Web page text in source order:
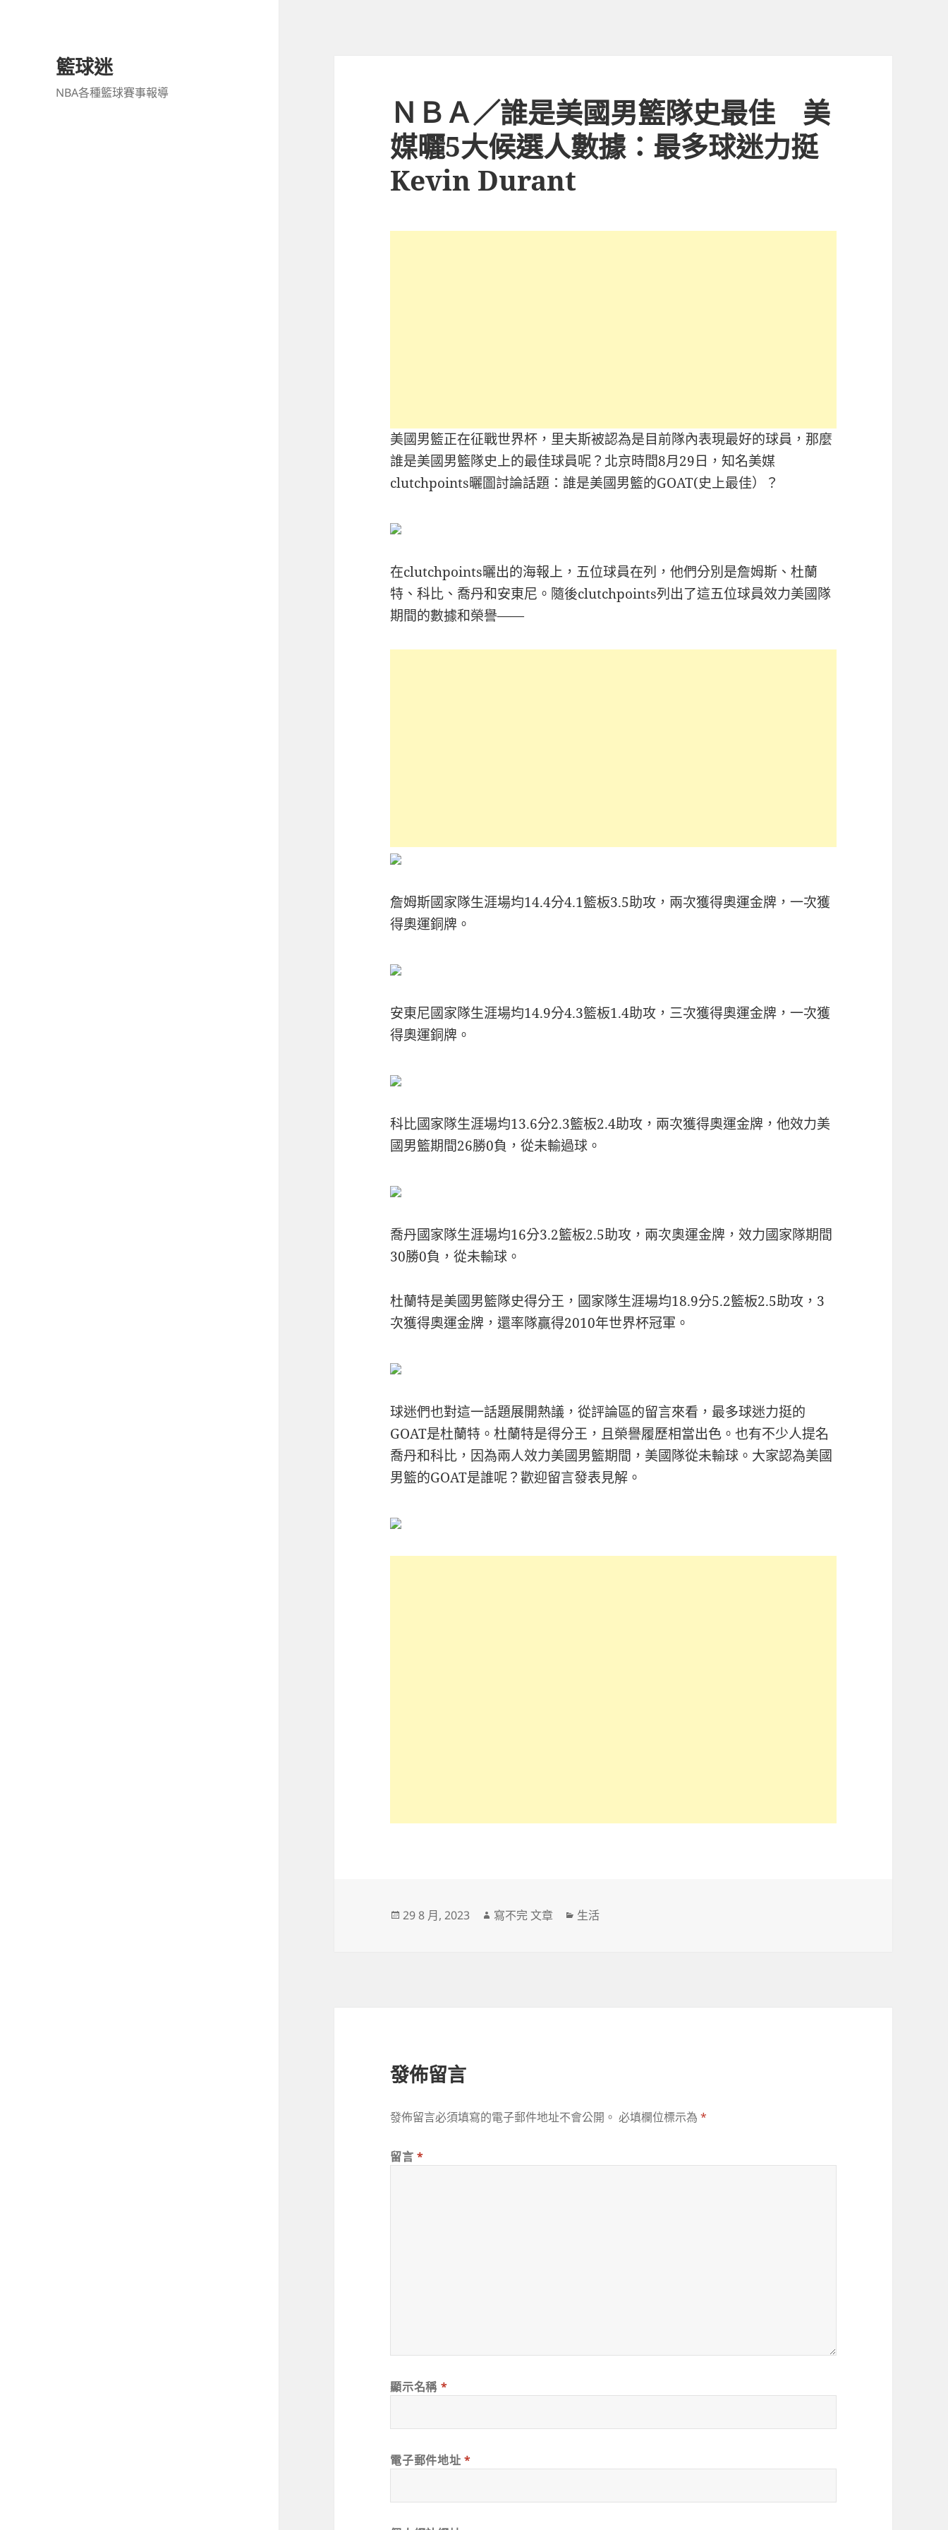
籃球迷
NBA各種籃球賽事報導
ＮＢＡ／誰是美國男籃隊史最佳 美
媒曬5大候選人數據：最多球迷力挺
Kevin Durant
美國男籃正在征戰世界杯，里夫斯被認為是目前隊內表現最好的球員，那麼
誰是美國男籃隊史上的最佳球員呢？北京時間8月29日，知名美媒
clutchpoints曬圖討論話題：誰是美國男籃的GOAT(史上最佳）？
在clutchpoints曬出的海報上，五位球員在列，他們分別是詹姆斯、杜蘭
特、科比、喬丹和安東尼。隨後clutchpoints列出了這五位球員效力美國隊
期間的數據和榮譽——
詹姆斯國家隊生涯場均14.4分4.1籃板3.5助攻，兩次獲得奧運金牌，一次獲
得奧運銅牌。
安東尼國家隊生涯場均14.9分4.3籃板1.4助攻，三次獲得奧運金牌，一次獲
得奧運銅牌。
科比國家隊生涯場均13.6分2.3籃板2.4助攻，兩次獲得奧運金牌，他效力美
國男籃期間26勝0負，從未輸過球。
喬丹國家隊生涯場均16分3.2籃板2.5助攻，兩次奧運金牌，效力國家隊期間
30勝0負，從未輸球。
杜蘭特是美國男籃隊史得分王，國家隊生涯場均18.9分5.2籃板2.5助攻，3
次獲得奧運金牌，還率隊贏得2010年世界杯冠軍。
球迷們也對這一話題展開熱議，從評論區的留言來看，最多球迷力挺的
GOAT是杜蘭特。杜蘭特是得分王，且榮譽履歷相當出色。也有不少人提名
喬丹和科比，因為兩人效力美國男籃期間，美國隊從未輸球。大家認為美國
男籃的GOAT是誰呢？歡迎留言發表見解。
發
29 8 月, 2023
作
寫不完 文章
分
生活
發佈留言
發佈留言必須填寫的電子郵件地址不會公開。 必填欄位標示為*
留言*
顯示名稱 *
電子郵件地址 *